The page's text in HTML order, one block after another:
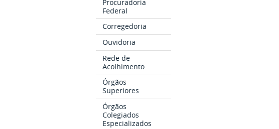
Procuradoria
Federal
Corregedoria
Ouvidoria
Rede de
Acolhimento
Órgãos
Superiores
Órgãos
Colegiados
Especializados